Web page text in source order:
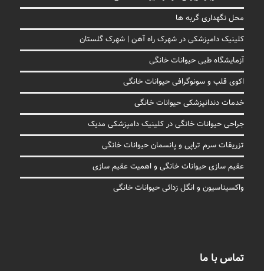
محل نگهداری گربه ها
کلینیک دامپزشکی در شهرک راه آهن | شهرک گلستان
آزمایشگاه طبی حیوانات خانگی
اکوی قلب و سونوگرافی حیوانات خانگی
خدمات دندانپزشکی حیوانات خانگی
جراحی حیوانات خانگی در کلینیک دامپزشکی مدیک
تزریقات سرم تراپی و پانسمان حیوانات خانگی
عقیم سازی حیوانات خانگی و اهمیت عقیم سازی
واکسیناسیون و انگل زدائی حیوانات خانگی
تماس با ما